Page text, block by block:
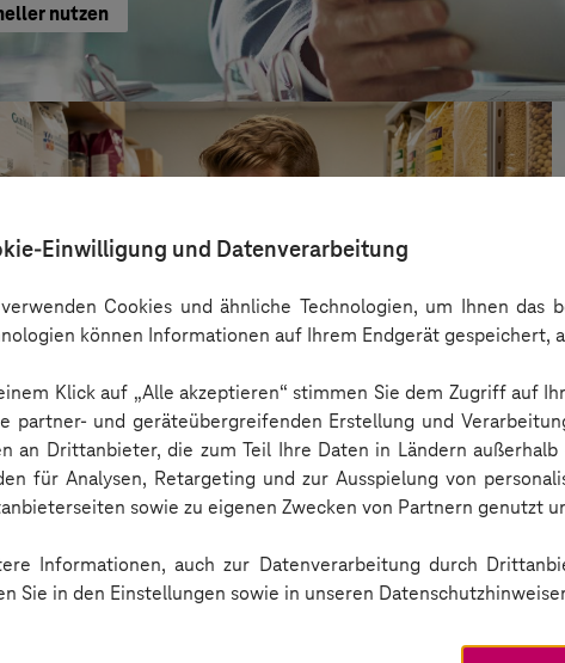
Einwilligung und Datenverarbeitung
Cookies und ähnliche Technologien, um Ihnen
können Informationen auf Ihrem Endgerät gespeichert,
Klick auf „Alle akzeptieren“ stimmen Sie dem Zugriff auf
partner- und geräteübergreifenden Erstellung und
an Drittanbieter, die zum Teil Ihre Daten in Ländern
für Analysen, Retargeting und zur Ausspielung von
sowie zu eigenen Zwecken von Partnern genutzt
Informationen, auch zur Datenverarbeitung durch
Sie in den Einstellungen sowie in unseren
nutzen
gedacht